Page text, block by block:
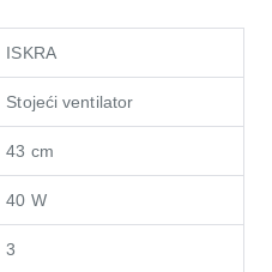
ISKRA
Stojeći ventilator
43 cm
40 W
3